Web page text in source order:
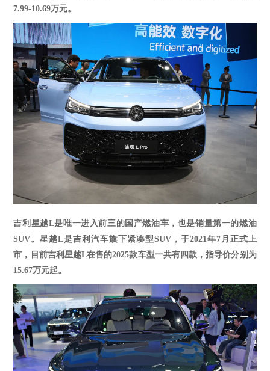
7.99-10.69万元。
吉利星越L是唯一进入前三的国产燃油车，也是销量第一的燃油
SUV。星越L是吉利汽车旗下紧凑型SUV，于2021年7月正式上
市，目前吉利星越L在售的2025款车型一共有四款，指导价分别为
15.67万元起。